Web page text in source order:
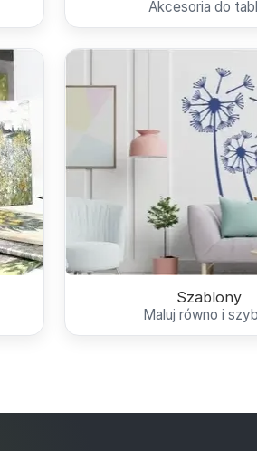
Akcesoria do
Szablony
Maluj równo i